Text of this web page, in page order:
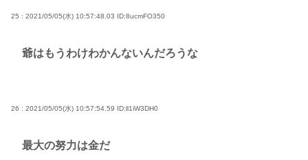
25 : 2021/05/05(水) 10:57:48.03 ID:8ucmFO350
爺はもうわけわかんないんだろうな
26 : 2021/05/05(水) 10:57:54.59 ID:ll1iW3DH0
最大の努力は金だ